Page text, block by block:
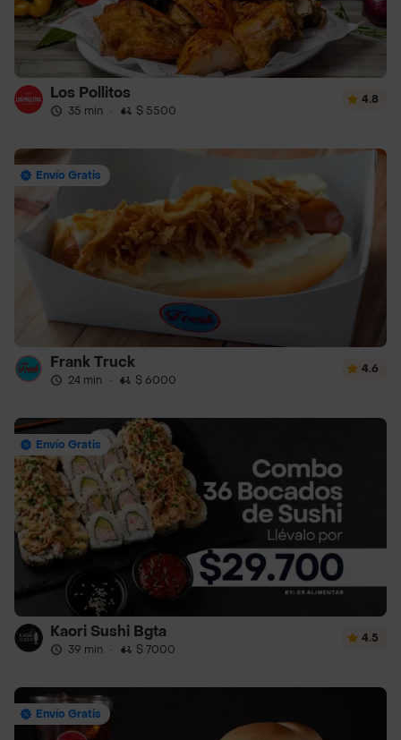
Los Pollitos
35 min · $ 5500
4.8
Envío Gratis
Frank Truck
24 min · $ 6000
4.6
Envío Gratis
Kaori Sushi Bgta
39 min · $ 7000
4.5
Envío Gratis